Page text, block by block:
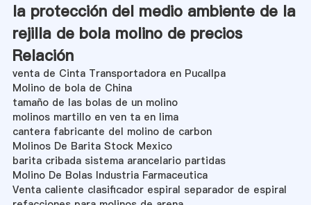
la protección del medio ambiente de la
rejilla de bola molino de precios
Relación
venta de Cinta Transportadora en Pucallpa
Molino de bola de China
tamaño de las bolas de un molino
molinos martillo en ven ta en lima
cantera fabricante del molino de carbon
Molinos De Barita Stock Mexico
barita cribada sistema arancelario partidas
Molino De Bolas Industria Farmaceutica
Venta caliente clasificador espiral separador de espiral